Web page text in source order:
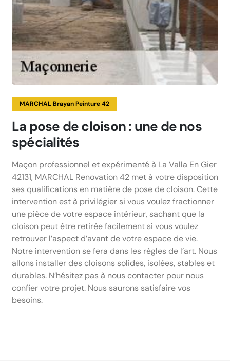
MARCHAL Brayan Peinture 42
La pose de cloison : une de nos
spécialités
Maçon professionnel et expérimenté à La Valla En Gier
42131, MARCHAL Renovation 42 met à votre disposition
ses qualifications en matière de pose de cloison. Cette
intervention est à privilégier si vous voulez fractionner
une pièce de votre espace intérieur, sachant que la
cloison peut être retirée facilement si vous voulez
retrouver l’aspect d’avant de votre espace de vie.
Notre intervention se fera dans les règles de l’art. Nous
allons installer des cloisons solides, isolées, stables et
durables. N’hésitez pas à nous contacter pour nous
confier votre projet. Nous saurons satisfaire vos
besoins.